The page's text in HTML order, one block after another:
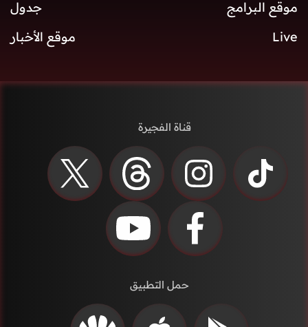
موقع البرامج
جدول
Live
موقع الأخبار
قناة الفجيرة
حمل التطبيق